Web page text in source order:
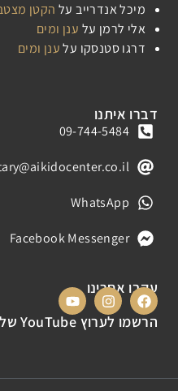
מיכל אנדרייבעל הקטן
אלי לרמן על ענן ומים
דרגו סטנסקו עלענן ומים
דברו איתנו
09-744-5484
WhatsApp
Facebook Messenger
עקבו אחרינו
הרשמו לערוץ YouTube שלנו